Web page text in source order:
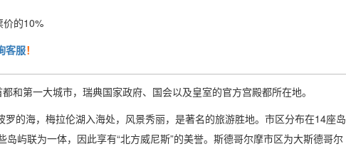
价的10%
客服！
和第一大城市，瑞典国家政府、国会以及皇室的官方宫殿都所在地。
的海，梅拉伦湖入海处，风景秀丽，是著名的旅游胜地。市区分布在14座岛
岛屿联为一体，因此享有“北方威尼斯”的美誉。斯德哥尔摩市区为大斯德哥尔